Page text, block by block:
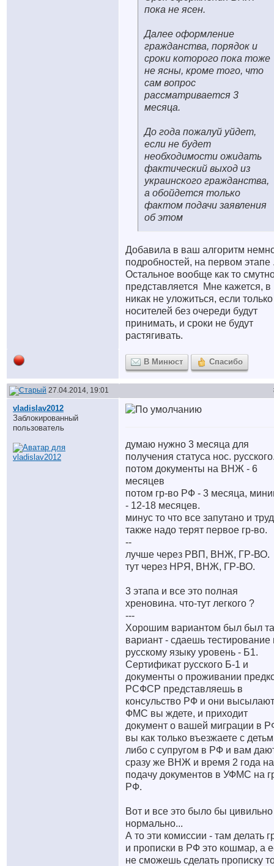
пока не ясен.
Далее оформление
гражданства, порядок и
сроки которого пока тоже
не ясны, кроме того, что
сам вопрос
рассматривается 3
месяца.
До года пожалуй уйдет,
если не будет
необходимости ожидать
фактический выход из
украинского гражданства,
а обойдется только
фактом подачи заявления
об этом
Добавила в ваш алгоритм
подробностей, на первом этапе
Остальное вообще как то
представляется
Мне кажется, в
никак не уложиться, если только
носителей без очереди будут
принимать, и сроки не будут
растягивать.
В Минюст Спасибо
27.04.2014, 19:01
vladislav2012
Заблокированный
пользователь
думаю нужно 3 месяца для
получения статуса нос.
потом документы на ВНЖ - 6
месяцев
потом гр-во РФ - 3 месяца,
- 12-18 месяцев.
минус то что все запутано и
также надо терят первое гр-во.
--
лучше через РВП, ВНЖ, ГР-ВО.
тут через НРЯ, ВНЖ, ГР-ВО.
3 этапа и все это полная
хреновина. что-тут легкого ?
---
Хорошим вариантом был был
вариант - сдаешь тестирование
русскому языку уровень - Б1.
Сертификат русского Б-1 и
документы о проживании
РСФСР представляешь в
консульство РФ и они
ФМС вы ждете, и приходит
документ о вашей миграции в
вы как только въезжаете с
либо с супругом в РФ и вам
сразу же ВНЖ и время 2 года на
подачу документов в УФМС на
РФ.
Вот и все это было бы
нормально...
А то эти комиссии - там делать
и прописки в РФ это кошмар, а
не сможешь сделать прописку